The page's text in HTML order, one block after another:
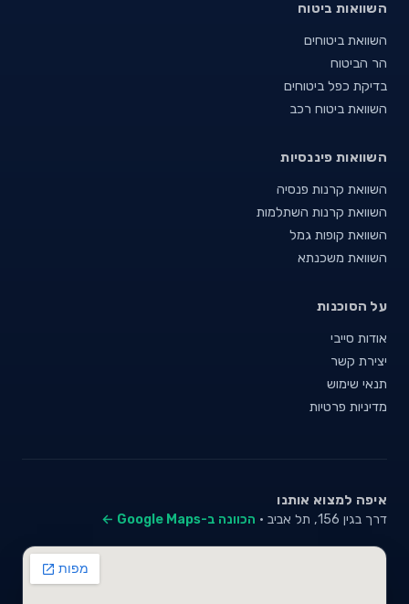
השוואות ביטוח
השוואת ביטוחים
הר הביטוח
בדיקת כפל ביטוחים
השוואת ביטוח רכב
השוואות פיננסיות
השוואת קרנות פנסיה
השוואת קרנות השתלמות
השוואת קופות גמל
השוואת משכנתא
על הסוכנות
אודות סייבי
יצירת קשר
תנאי שימוש
מדיניות פרטיות
איפה למצוא אותנו
דרך בגין 156, תל אביב · הכוונה ב-Google Maps ←